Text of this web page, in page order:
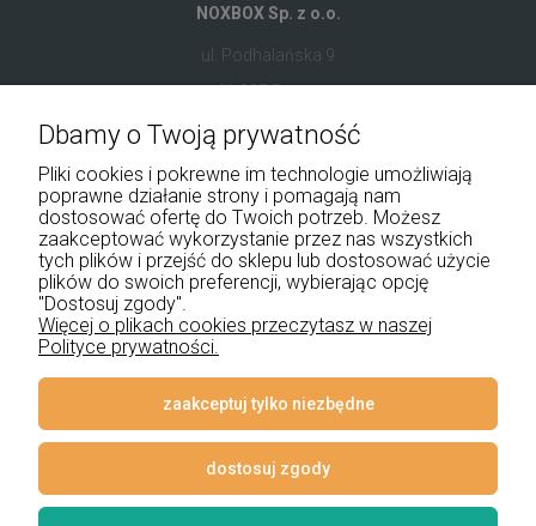
NOXBOX Sp. z o.o.
ul. Podhalańska 9
41-907 Bytom
+48 534 555 344
sklep@noxbox.pl
Pomoc
Płatności i dostawa
Informacje
Dbamy o Twoją prywatność
Pliki cookies i pokrewne im technologie umożliwiają
poprawne działanie strony i pomagają nam
dostosować ofertę do Twoich potrzeb. Możesz
zaakceptować wykorzystanie przez nas wszystkich
tych plików i przejść do sklepu lub dostosować użycie
plików do swoich preferencji, wybierając opcję
"Dostosuj zgody".
Więcej o plikach cookies przeczytasz w naszej
Polityce prywatności.
zaakceptuj tylko niezbędne
dostosuj zgody